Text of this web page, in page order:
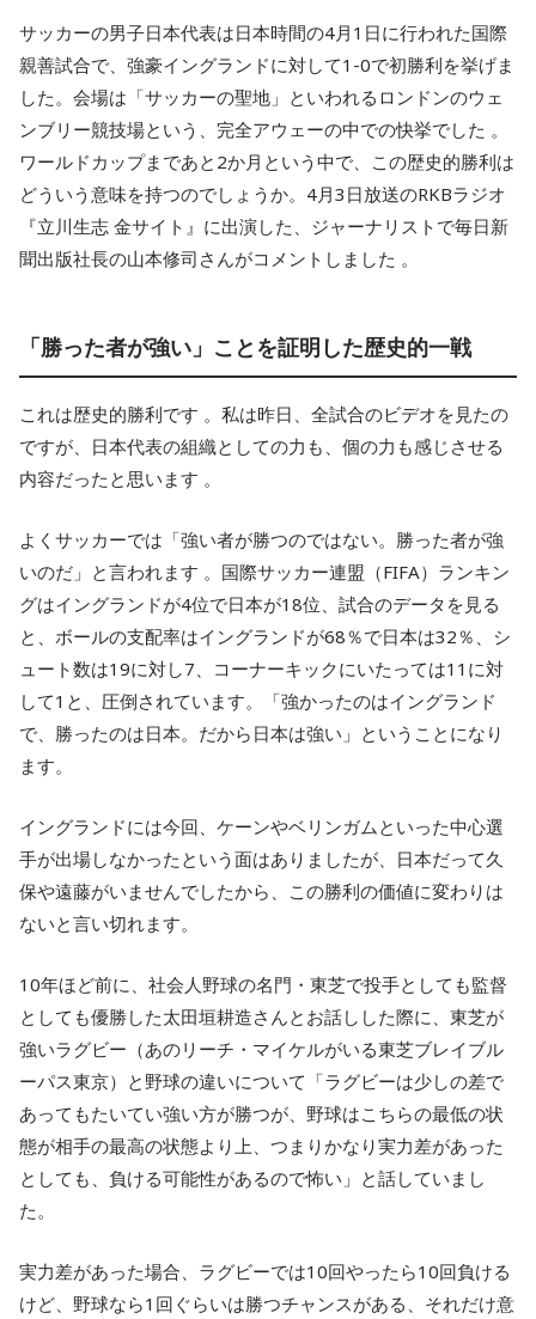
サッカーの男子日本代表は日本時間の4月1日に行われた国際
親善試合で、強豪イングランドに対して1-0で初勝利を挙げま
した。会場は「サッカーの聖地」といわれるロンドンのウェ
ンブリー競技場という、完全アウェーの中での快挙でした 。
ワールドカップまであと2か月という中で、この歴史的勝利は
どういう意味を持つのでしょうか。4月3日放送のRKBラジオ
『立川生志 金サイト』に出演した、ジャーナリストで毎日新
聞出版社長の山本修司さんがコメントしました 。
「勝った者が強い」ことを証明した歴史的一戦
これは歴史的勝利です 。私は昨日、全試合のビデオを見たの
ですが、日本代表の組織としての力も、個の力も感じさせる
内容だったと思います 。
よくサッカーでは「強い者が勝つのではない。勝った者が強
いのだ」と言われます 。国際サッカー連盟（FIFA）ランキン
グはイングランドが4位で日本が18位、試合のデータを見る
と、ボールの支配率はイングランドが68％で日本は32％、シ
ュート数は19に対し7、コーナーキックにいたっては11に対
して1と、圧倒されています。「強かったのはイングランド
で、勝ったのは日本。だから日本は強い」ということになり
ます。
イングランドには今回、ケーンやベリンガムといった中心選
手が出場しなかったという面はありましたが、日本だって久
保や遠藤がいませんでしたから、この勝利の価値に変わりは
ないと言い切れます。
10年ほど前に、社会人野球の名門・東芝で投手としても監督
としても優勝した太田垣耕造さんとお話しした際に、東芝が
強いラグビー（あのリーチ・マイケルがいる東芝ブレイブル
ーパス東京）と野球の違いについて「ラグビーは少しの差で
あってもたいてい強い方が勝つが、野球はこちらの最低の状
態が相手の最高の状態より上、つまりかなり実力差があった
としても、負ける可能性があるので怖い」と話していまし
た。
実力差があった場合、ラグビーでは10回やったら10回負ける
けど、野球なら1回ぐらいは勝つチャンスがある、それだけ意